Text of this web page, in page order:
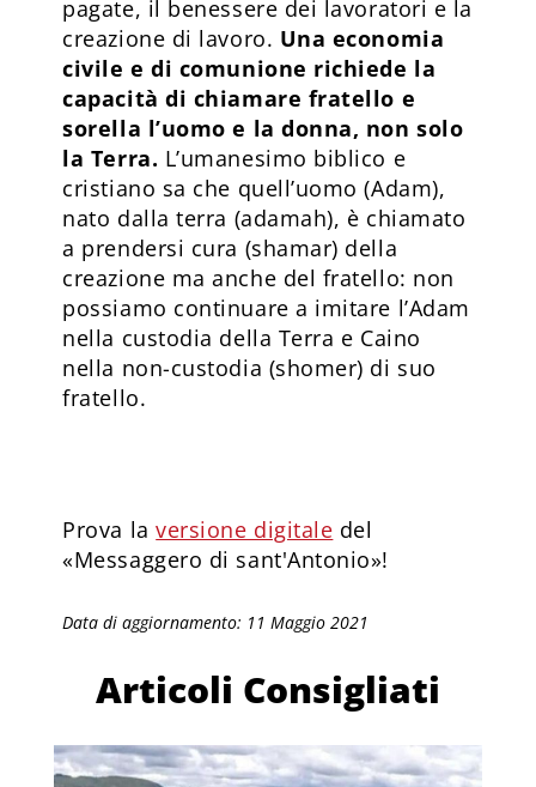
pagate, il benessere dei lavoratori e la
creazione di lavoro. Una economia
civile e di comunione richiede la
capacità di chiamare fratello e
sorella l’uomo e la donna, non solo
la Terra. L’umanesimo biblico e
cristiano sa che quell’uomo (Adam),
nato dalla terra (adamah), è chiamato
a prendersi cura (shamar) della
creazione ma anche del fratello: non
possiamo continuare a imitare l’Adam
nella custodia della Terra e Caino
nella non-custodia (shomer) di suo
fratello.
Prova laversione digitale del
«Messaggero di sant'Antonio»!
Data di aggiornamento: 11 Maggio 2021
Articoli Consigliati